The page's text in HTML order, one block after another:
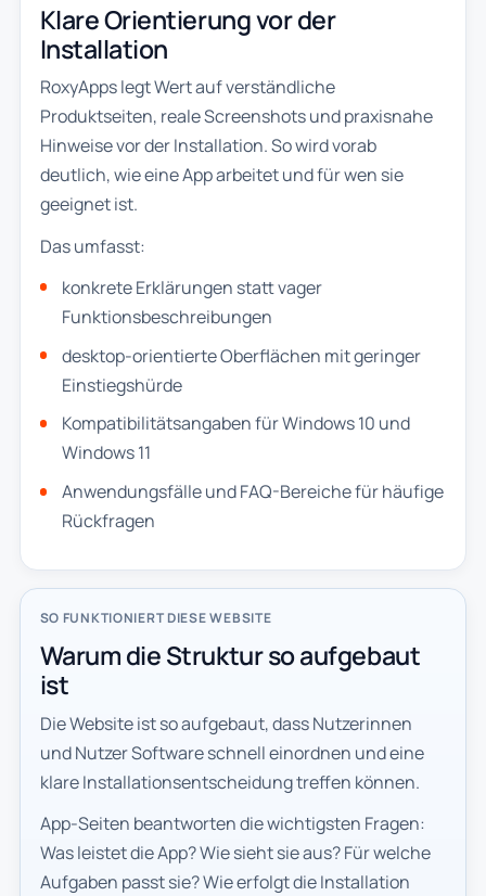
Klare Orientierung vor der
Installation
RoxyApps legt Wert auf verständliche
Produktseiten, reale Screenshots und praxisnahe
Hinweise vor der Installation. So wird vorab
deutlich, wie eine App arbeitet und für wen sie
geeignet ist.
Das umfasst:
konkrete Erklärungen statt vager
Funktionsbeschreibungen
desktop-orientierte Oberflächen mit geringer
Einstiegshürde
Kompatibilitätsangaben für Windows 10 und
Windows 11
Anwendungsfälle und FAQ-Bereiche für häufige
Rückfragen
SO FUNKTIONIERT DIESE WEBSITE
Warum die Struktur so aufgebaut
ist
Die Website ist so aufgebaut, dass Nutzerinnen
und Nutzer Software schnell einordnen und eine
klare Installationsentscheidung treffen können.
App-Seiten beantworten die wichtigsten Fragen:
Was leistet die App? Wie sieht sie aus? Für welche
Aufgaben passt sie? Wie erfolgt die Installation